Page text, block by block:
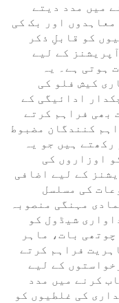
میں مدد دیتے
اور بک کی
کو قابلِ ذکر
کے لیے
ہوتی ہے۔ یہ
کیش فلو کی
ادائیگی کے
بھی فراہم کرتے
کنندگان مضبوط
ہیں جو یہ
اوزاروں کی
کے لیے اضافی
کی مسلسل
مہنگی منصوبہ
شیڈول کو
بات، ماہر
فراہم کرتے
کے لیے
کرنے میں مدد
کی غلطیوں کو